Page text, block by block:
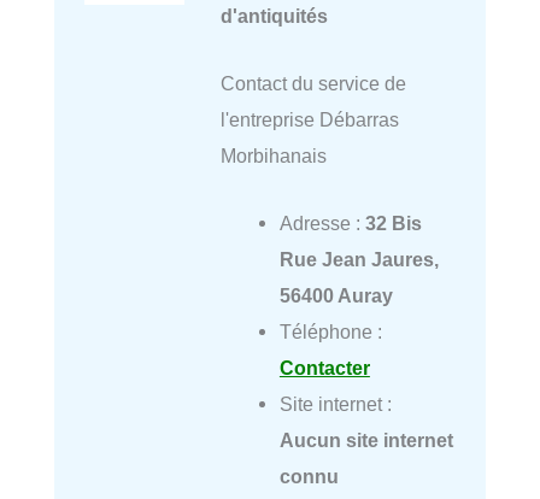
d'antiquités
Contact du service de
l'entreprise Débarras
Morbihanais
Adresse : 32 Bis
Rue Jean Jaures,
56400 Auray
Téléphone :
Contacter
Site internet :
Aucun site internet
connu